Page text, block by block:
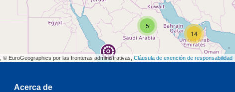
14
5
, © EuroGeographics por las fronteras administrativas, Cláusula de exención de responsabilidad
Acerca de